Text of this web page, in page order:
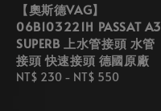
【奧斯德VAG】
06B103221H PASSAT A3
SUPERB 上水管接頭 水管
接頭 快速接頭 德國原廠
Regular
NT$ 230 - NT$ 550